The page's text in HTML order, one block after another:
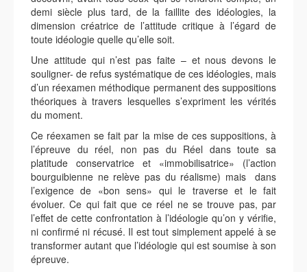
demi siècle plus tard, de la faillite des idéologies, la
dimension créatrice de l’attitude critique à l’égard de
toute idéologie quelle qu’elle soit.
Une attitude qui n’est pas faite – et nous devons le
souligner- de refus systématique de ces idéologies, mais
d’un réexamen méthodique permanent des suppositions
théoriques à travers lesquelles s’expriment les vérités
du moment.
Ce réexamen se fait par la mise de ces suppositions, à
l’épreuve du réel, non pas du Réel dans toute sa
platitude conservatrice et «immobilisatrice» (l’action
bourguibienne ne relève pas du réalisme) mais dans
l’exigence de «bon sens» qui le traverse et le fait
évoluer. Ce qui fait que ce réel ne se trouve pas, par
l’effet de cette confrontation à l’idéologie qu’on y vérifie,
ni confirmé ni récusé. Il est tout simplement appelé à se
transformer autant que l’idéologie qui est soumise à son
épreuve.